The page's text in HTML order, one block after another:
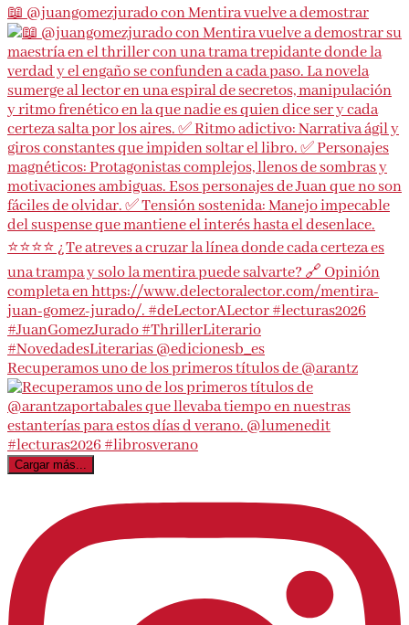
📖 @juangomezjurado con Mentira vuelve a demostrar
Recuperamos uno de los primeros títulos de @arantz
Cargar más...